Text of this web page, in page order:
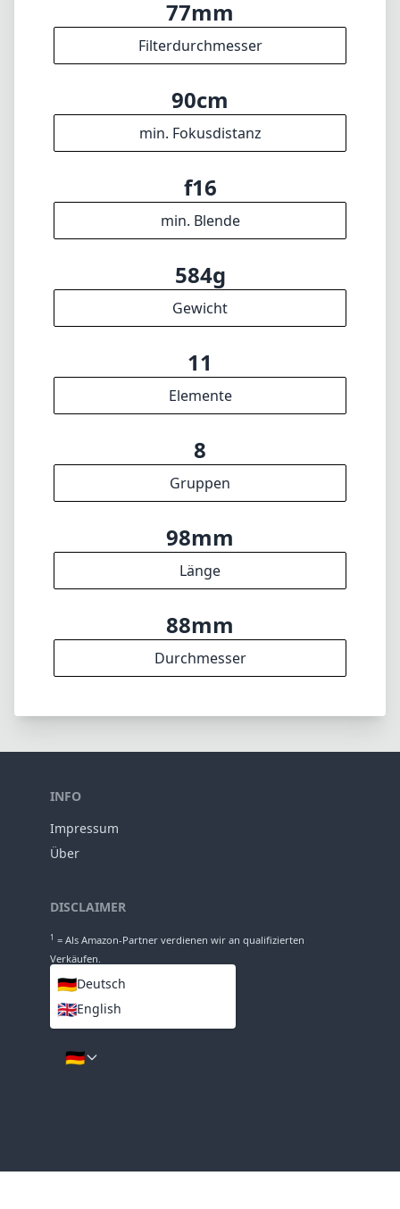
max. Brennweite
f1.4
max. Blende (min. zoom)
f1.4
max. Blende (max. zoom)
77mm
Filterdurchmesser
90cm
min. Fokusdistanz
f16
min. Blende
584g
Gewicht
11
Elemente
8
Gruppen
INFO
Impressum
= Als Amazon-Partner verdienen wir an qualifizierten